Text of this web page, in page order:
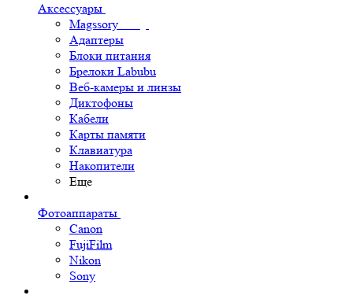
Аксессуары
Magssory
Адаптеры
Блоки питания
Брелоки Labubu
Веб-камеры и линзы
Диктофоны
Кабели
Карты памяти
Клавиатура
Накопители
Еще
Фотоаппараты
Canon
FujiFilm
Nikon
Sony